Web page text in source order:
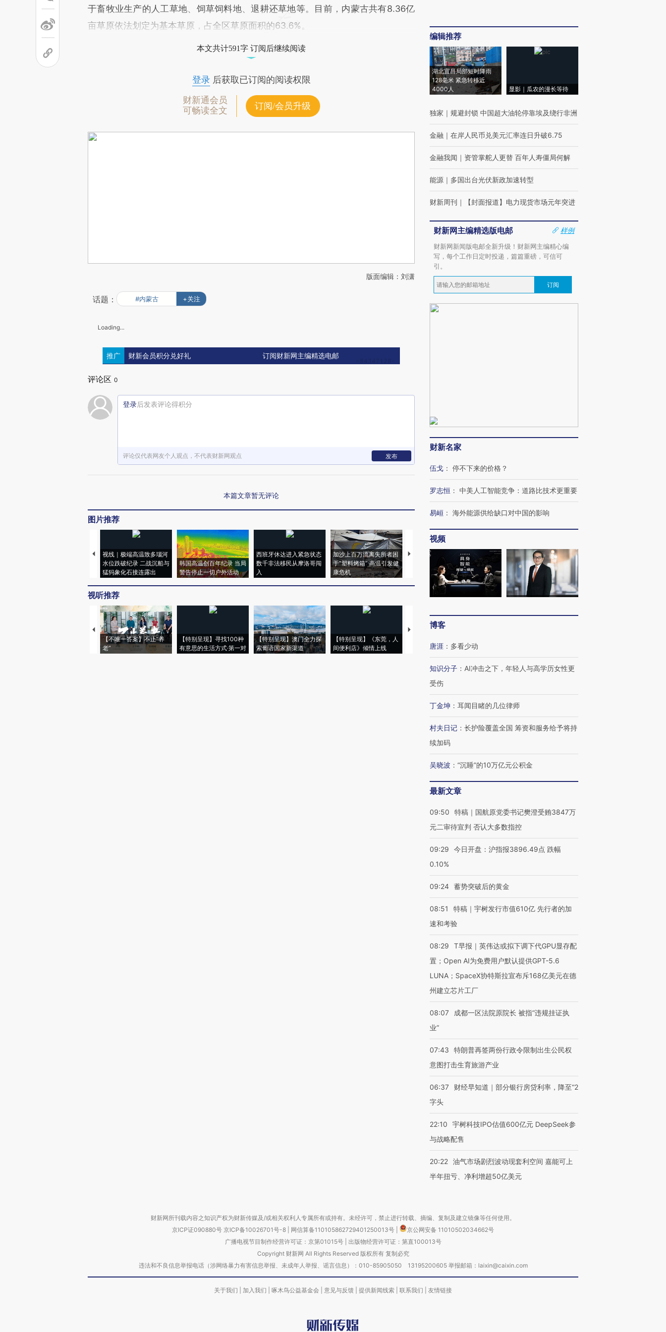
于畜牧业生产的人工草地、饲草饲料地、退耕还草地等。目前，内蒙古共有8.36亿
亩草原依法划定为基本草原，占全区草原面积的63.6%。
本文共计591字 订阅后继续阅读
登录后获取已订阅的阅读权限
财新通会员
可畅读全文
订阅/会员升级
版面编辑：刘潇
话题： #内蒙古 +关注
Loading...
推广 财新会员积分兑好礼 订阅财新网主编精选电邮
评论区 0
登录后发表评论得积分
评论仅代表网友个人观点，不代表财新网观点 发布
本篇文章暂无评论
图片推荐
视线｜极端高温致多瑙河
水位跌破纪录 二战沉船与
猛犸象化石接连露出
韩国高温创百年纪录 当局
警告停止一切户外活动
西班牙休达进入紧急状态
数千非法移民从摩洛哥闯
入
加沙上百万流离失所者困
于“塑料烤箱” 高温引发健
康危机
视线｜HYROX的吸金
术：是什么让中产们甘
心“花钱找虐”？
马航飞行员跨国走私7万
粒摇头丸 尿检体内含3种
毒品
视线｜被称为“蟑螂”的印
度Z世代 用街头抗争将教
视听推荐
【不唯一答案】不止“养
老”
【特别呈现】寻找100种
有意思的生活方式·第一对
【特别呈现】澳门全力探
索葡语国家新渠道
【特别呈现】《东莞，人
间便利店》倾情上线
【推广】走进第四届链博
编辑推荐
湖北宜昌局部短时降雨
128毫米 紧急转移近
4000人
显影｜瓜农的漫长等待
独家 ｜ 规避封锁 中国超大油轮停靠埃及绕行非洲
金融 ｜ 在岸人民币兑美元汇率连日升破6.75
金融我闻 ｜ 资管掌舵人更替 百年人寿僵局何解
能源 ｜ 多国出台光伏新政加速转型
财新周刊 ｜ 【封面报道】电力现货市场元年突进
财新网主编精选版电邮
样例
财新网新闻版电邮全新升级！财新网主编精心编
写，每个工作日定时投递，篇篇重磅，可信可
引。
订阅
财新名家
伍戈 ： 停不下来的价格？
罗志恒 ： 中美人工智能竞争：道路比技术更重要
易峘 ： 海外能源供给缺口对中国的影响
视频
博客
唐涯 ： 多看少动
知识分子 ： AI冲击之下，年轻人与高学历女性更
受伤
丁金坤 ： 耳闻目睹的几位律师
村夫日记 ： 长护险覆盖全国 筹资和服务给予将持
续加码
吴晓波 ： “沉睡”的10万亿元公积金
最新文章
09:50
特稿｜国航原党委书记樊澄受贿3847万
元二审待宣判 否认大多数指控
09:29
今日开盘：沪指报3896.49点 跌幅
0.10%
09:24 蓄势突破后的黄金
08:51
特稿｜宇树发行市值610亿 先行者的加
速和考验
08:29
T早报｜英伟达或拟下调下代GPU显存配
置；Open AI为免费用户默认提供GPT-5.6
LUNA；SpaceX协特斯拉宣布斥168亿美元在德
州建立芯片工厂
08:07
成都一区法院原院长 被指“违规挂证执
业”
07:43
特朗普再签两份行政令限制出生公民权
意图打击生育旅游产业
06:37
财经早知道｜部分银行房贷利率，降至“2
字头
22:10
宇树科技IPO估值600亿元 DeepSeek参
与战略配售
20:22 油气市场剧烈波动现套利空间 嘉能可上
半年扭亏、净利增超50亿美元
财新网所刊载内容之知识产权为财新传媒及/或相关权利人专属所有或持有。未经许可，禁止进行转载、摘编、复制及建立镜像等任何使用。
京ICP证090880号 京ICP备10026701号-8 网信算备110105862729401250013号
京公网安备 11010502034662号
广播电视节目制作经营许可证：京第01015号| 出版物经营许可证：第直100013号
Copyright 财新网 All Rights Reserved 版权所有 复制必究
违法和不良信息举报电话（涉网络暴力有害信息举报、未成年人举报、谣言信息）：010-85905050 13195200605 举报邮箱：laixin@caixin.com
关于我们 加入我们 啄木鸟公益基金会 意见与反馈 提供新闻线索 联系我们 友情链接